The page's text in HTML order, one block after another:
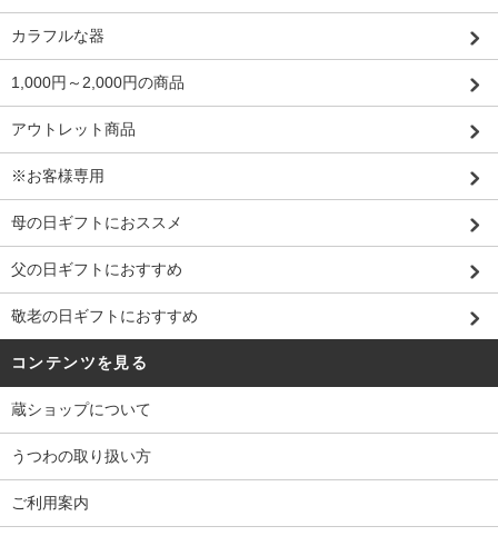
カラフルな器
1,000円～2,000円の商品
アウトレット商品
※お客様専用
母の日ギフトにおススメ
父の日ギフトにおすすめ
敬老の日ギフトにおすすめ
コンテンツを見る
蔵ショップについて
うつわの取り扱い方
ご利用案内